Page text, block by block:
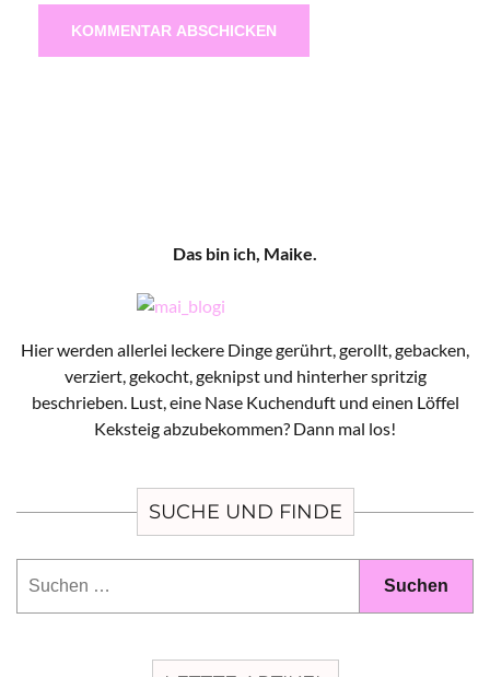
Das bin ich, Maike.
Hier werden allerlei leckere Dinge gerührt, gerollt, gebacken,
verziert, gekocht, geknipst und hinterher spritzig
beschrieben. Lust, eine Nase Kuchenduft und einen Löffel
Keksteig abzubekommen? Dann mal los!
SUCHE UND FINDE